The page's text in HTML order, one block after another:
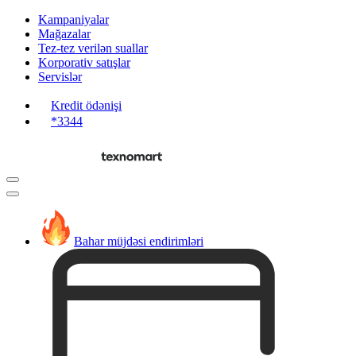
Kampaniyalar
Mağazalar
Tez-tez verilən suallar
Korporativ satışlar
Servislər
Kredit ödənişi
*3344
Bahar müjdəsi endirimləri